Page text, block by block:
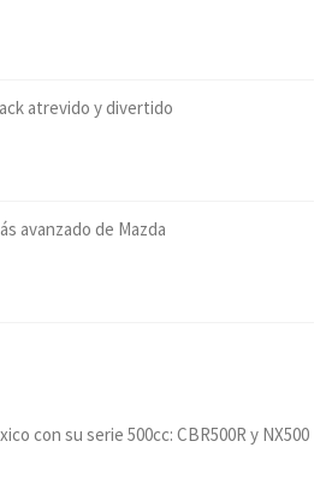
atrevido y divertido
avanzado de Mazda
con su serie 500cc: CBR500R y NX500